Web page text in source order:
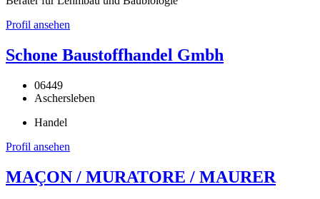
Profil ansehen
Schone Baustoffhandel Gmbh
06449
Aschersleben
Handel
Profil ansehen
MAÇON / MURATORE / MAURER